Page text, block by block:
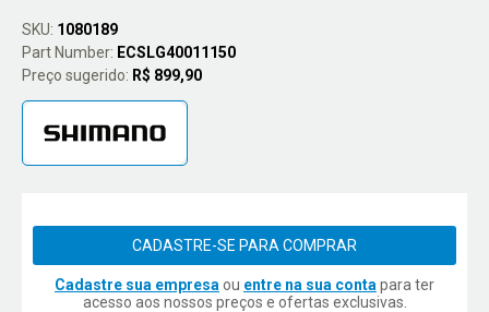
SKU: 1080189
Part Number: ECSLG40011150
Preço sugerido: R$ 899,90
CADASTRE-SE PARA COMPRAR
Cadastre sua empresa ou entre na sua conta para ter
acesso aos nossos preços e ofertas exclusivas.